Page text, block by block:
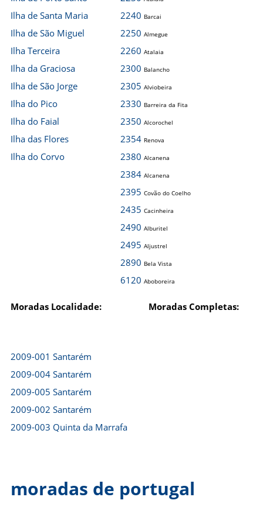
Ilha de Santa Maria
Ilha de São Miguel
Ilha Terceira
Ilha da Graciosa
Ilha de São Jorge
Ilha do Pico
Ilha do Faial
Ilha das Flores
Ilha do Corvo
2240 Barcai
2250 Almegue
2260 Atalaia
2300 Balancho
2305 Alviobeira
2330 Barreira da Fita
2350 Alcorochel
2354 Renova
2380 Alcanena
2384 Alcanena
2395 Covão do Coelho
2435 Cacinheira
2490 Alburitel
2495 Aljustrel
2890 Bela Vista
6120 Aboboreira
Moradas Localidade: Moradas Completas:
2009-001 Santarém
2009-004 Santarém
2009-005 Santarém
2009-002 Santarém
2009-003 Quinta da Marrafa
moradas de portugal